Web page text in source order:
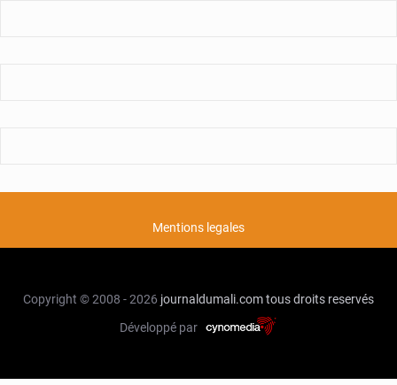
Mentions legales
Copyright © 2008 - 2026 journaldumali.comtous droits reservés
Développé par